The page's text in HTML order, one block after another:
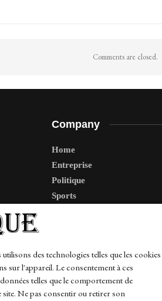
des technologies telles que les cookies
sur l'appareil. Le consentement à ces
telles que le comportement de
Ne pas consentir ou retirer son
Comments are closed.
Company
Home
Entreprise
Politique
Sports